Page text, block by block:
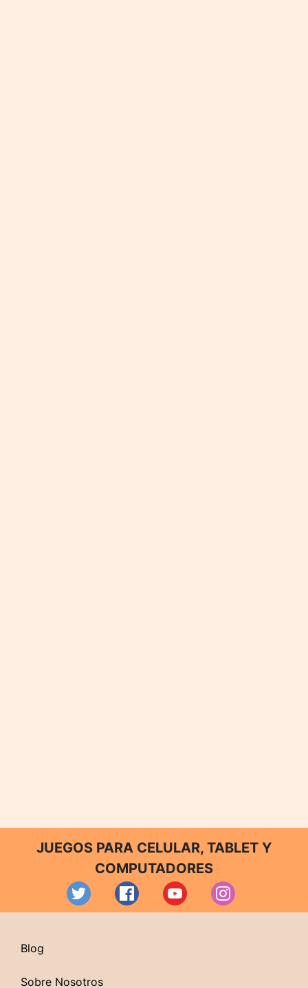
JUEGOS PARA CELULAR, TABLET Y
COMPUTADORES
Blog
Sobre Nosotros